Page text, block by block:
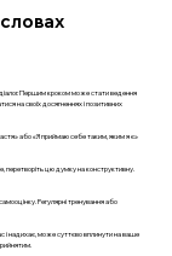
Першим кроком може стати ведення
на своїх досягненнях і позитивних
або «Я приймаю себе таким, яким я є»
перетворіть цю думку на конструктивну.
Регулярні тренування або
і надихає, може суттєво вплинути на ваше